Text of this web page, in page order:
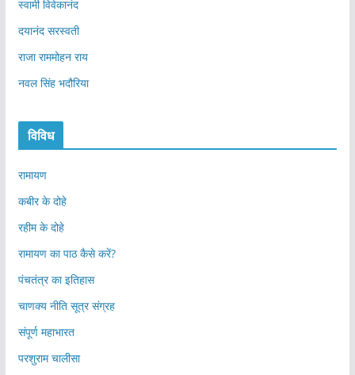
स्वामी विवेकानंद
दयानंद सरस्वती
राजा राममोहन राय
नवल सिंह भदौरिया
विविध
रामायण
कबीर के दोहे
रहीम के दोहे
रामायण का पाठ कैसे करें?
पंचतंत्र का इतिहास
चाणक्य नीति सूत्र संग्रह
संपूर्ण महाभारत
परशुराम चालीसा